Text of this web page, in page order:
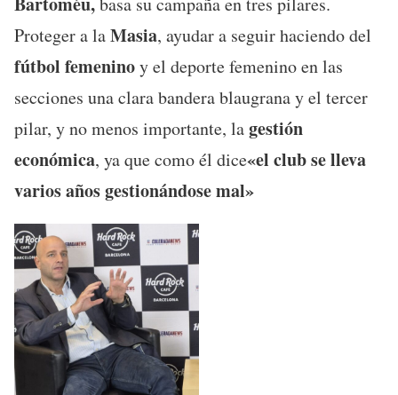
Proteger a laMasia, ayudar a seguir haciendo del
fútbol femeninoy el deporte femenino en las
secciones una clara bandera blaugrana y el tercer
pilar, y no menos importante, lagestión
económica, ya que como él dice«el club se lleva
varios años gestionándose mal»